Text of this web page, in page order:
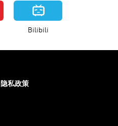
Bilibili
隐私政策